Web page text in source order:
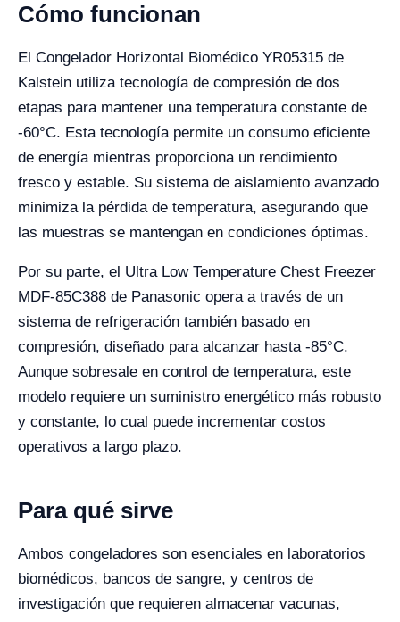
Cómo funcionan
El Congelador Horizontal Biomédico YR05315 de
Kalstein utiliza tecnología de compresión de dos
etapas para mantener una temperatura constante de
-60°C. Esta tecnología permite un consumo eficiente
de energía mientras proporciona un rendimiento
fresco y estable. Su sistema de aislamiento avanzado
minimiza la pérdida de temperatura, asegurando que
las muestras se mantengan en condiciones óptimas.
Por su parte, el Ultra Low Temperature Chest Freezer
MDF-85C388 de Panasonic opera a través de un
sistema de refrigeración también basado en
compresión, diseñado para alcanzar hasta -85°C.
Aunque sobresale en control de temperatura, este
modelo requiere un suministro energético más robusto
y constante, lo cual puede incrementar costos
operativos a largo plazo.
Para qué sirve
Ambos congeladores son esenciales en laboratorios
biomédicos, bancos de sangre, y centros de
investigación que requieren almacenar vacunas,